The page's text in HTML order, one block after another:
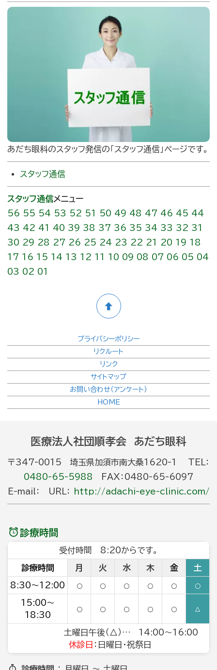
あだち眼科のスタッフ発信の｢スタッフ通信」ページです。
スタッフ通信
スタッフ通信メニュー
56 55 54 53 52 51 50 49 48 47 46 45 44
43 42 41 40 39 38 37 36 35 34 33 32 31
30 29 28 27 26 25 24 23 22 21 20 19 18
17 16 15 14 13 12 11 10 09 08 07 06 05 04
03 02 01
プライバシーポリシー
リクルート
リンク
サイトマップ
お問い合わせ（アンケート）
HOME
医療法人社団順孝会 あだち眼科
〒347-0015 埼玉県加須市南大桑1620-1 TEL：
0480-65-5988
FAX：0480-65-6097
E-mail： URL：
http://adachi-eye-clinic.com/
診療時間
受付時間 8:20からです。
診療時間 月 火 水 木 金 土
8:30～12:00 ○ ○ ○ ○ ○ ○
15:00～
18:30
○ ○ ○ ○ ○ △
土曜日午後（△）… 14:00～16:00
休診日 ：日曜日・祝祭日